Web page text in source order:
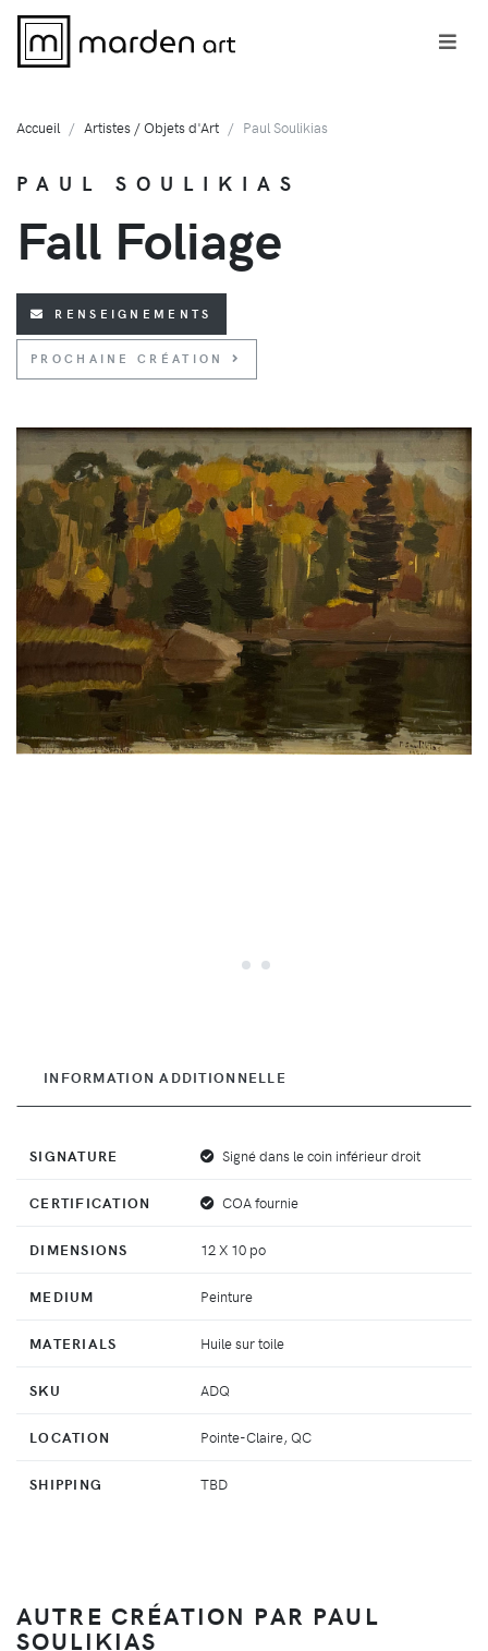
Accueil Artistes / Objets d'Art Paul Soulikias
PAUL SOULIKIAS
Fall Foliage
RENSEIGNEMENTS
PROCHAINE CRÉATION
INFORMATION ADDITIONNELLE
SIGNATURE Signé dans le coin inférieur droit
CERTIFICATION COA fournie
DIMENSIONS 12 X 10 po
MEDIUM Peinture
MATERIALS Huile sur toile
SKU ADQ
LOCATION Pointe-Claire, QC
SHIPPING TBD
AUTRE CRÉATION PAR PAUL
SOULIKIAS